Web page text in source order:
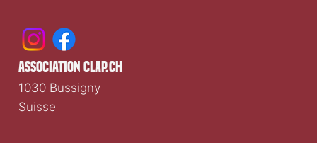
association clap.ch
1030 Bussigny
Suisse